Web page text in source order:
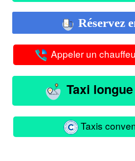
Réservez
Appeler un
Taxi
Taxis